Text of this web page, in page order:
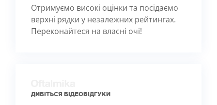
Отримуємо високі оцінки та посідаємо
верхні рядки у незалежних рейтингах.
Переконайтеся на власні очі!
ДИВІТЬСЯ ВІДЕОВІДГУКИ